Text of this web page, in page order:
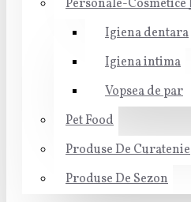
Personale-Cosmetice
Igiena dentara
Igiena intima
Vopsea de par
Pet Food
Produse De Curatenie
Produse De Sezon